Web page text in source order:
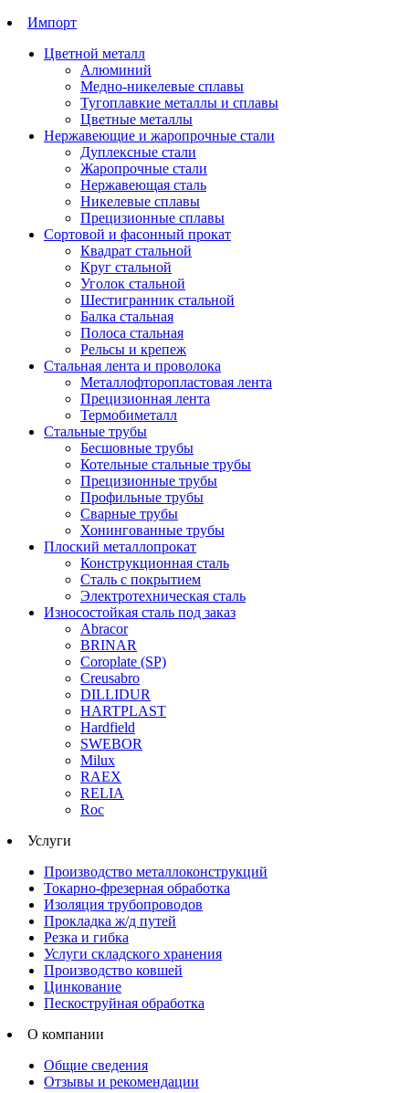
Импорт
Цветной металл
Алюминий
Медно-никелевые сплавы
Тугоплавкие металлы и сплавы
Цветные металлы
Нержавеющие и жаропрочные стали
Дуплексные стали
Жаропрочные стали
Нержавеющая сталь
Никелевые сплавы
Прецизионные сплавы
Сортовой и фасонный прокат
Квадрат стальной
Круг стальной
Уголок стальной
Шестигранник стальной
Балка стальная
Полоса стальная
Рельсы и крепеж
Стальная лента и проволока
Металлофторопластовая лента
Прецизионная лента
Термобиметалл
Стальные трубы
Бесшовные трубы
Котельные стальные трубы
Прецизионные трубы
Профильные трубы
Сварные трубы
Хонингованные трубы
Плоский металлопрокат
Конструкционная сталь
Сталь с покрытием
Электротехническая сталь
Износостойкая сталь под заказ
Abracor
BRINAR
Coroplate (SP)
Creusabro
DILLIDUR
HARTPLAST
Hardfield
SWEBOR
Milux
RAEX
RELIA
Roc
Услуги
Производство металлоконструкций
Токарно-фрезерная обработка
Изоляция трубопроводов
Прокладка ж/д путей
Резка и гибка
Услуги складского хранения
Производство ковшей
Цинкование
Пескоструйная обработка
О компании
Общие сведения
Отзывы и рекомендации